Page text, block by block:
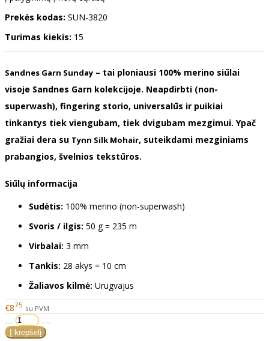
Prekės kodas: SUN-3820
Turimas kiekis: 15
Sandnes Garn Sunday – tai ploniausi 100% merino siūlai
visoje Sandnes Garn kolekcijoje. Neapdirbti (non-
superwash), fingering storio, universalūs ir puikiai
tinkantys tiek viengubam, tiek dvigubam mezgimui. Ypač
gražiai dera su Tynn Silk Mohair, suteikdami mezginiams
prabangios, švelnios tekstūros.
Siūlų informacija
Sudėtis: 100% merino (non-superwash)
Svoris / ilgis: 50 g = 235 m
Virbalai: 3 mm
Tankis: 28 akys = 10 cm
Žaliavos kilmė: Urugvajus
€875 su PVM